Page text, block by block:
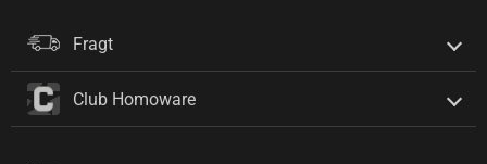
Fragt
Club Homoware